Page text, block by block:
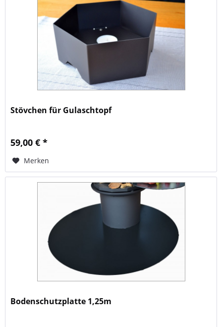
Stövchen für Gulaschtopf
59,00 € *
Merken
Bodenschutzplatte 1,25m